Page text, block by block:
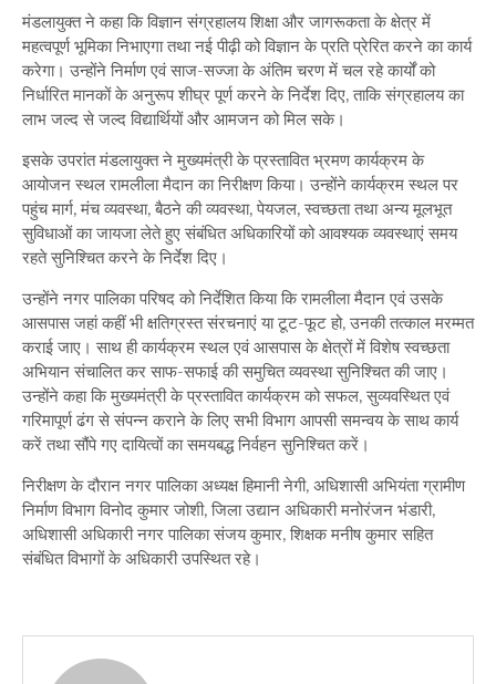
मंडलायुक्त ने कहा कि विज्ञान संग्रहालय शिक्षा और जागरूकता के क्षेत्र में
महत्वपूर्ण भूमिका निभाएगा तथा नई पीढ़ी को विज्ञान के प्रति प्रेरित करने का कार्य
करेगा। उन्होंने निर्माण एवं साज-सज्जा के अंतिम चरण में चल रहे कार्यों को
निर्धारित मानकों के अनुरूप शीघ्र पूर्ण करने के निर्देश दिए, ताकि संग्रहालय का
लाभ जल्द से जल्द विद्यार्थियों और आमजन को मिल सके।
इसके उपरांत मंडलायुक्त ने मुख्यमंत्री के प्रस्तावित भ्रमण कार्यक्रम के
आयोजन स्थल रामलीला मैदान का निरीक्षण किया। उन्होंने कार्यक्रम स्थल पर
पहुंच मार्ग, मंच व्यवस्था, बैठने की व्यवस्था, पेयजल, स्वच्छता तथा अन्य मूलभूत
सुविधाओं का जायजा लेते हुए संबंधित अधिकारियों को आवश्यक व्यवस्थाएं समय
रहते सुनिश्चित करने के निर्देश दिए।
उन्होंने नगर पालिका परिषद को निर्देशित किया कि रामलीला मैदान एवं उसके
आसपास जहां कहीं भी क्षतिग्रस्त संरचनाएं या टूट-फूट हो, उनकी तत्काल मरम्मत
कराई जाए। साथ ही कार्यक्रम स्थल एवं आसपास के क्षेत्रों में विशेष स्वच्छता
अभियान संचालित कर साफ-सफाई की समुचित व्यवस्था सुनिश्चित की जाए।
उन्होंने कहा कि मुख्यमंत्री के प्रस्तावित कार्यक्रम को सफल, सुव्यवस्थित एवं
गरिमापूर्ण ढंग से संपन्न कराने के लिए सभी विभाग आपसी समन्वय के साथ कार्य
करें तथा सौंपे गए दायित्वों का समयबद्ध निर्वहन सुनिश्चित करें।
निरीक्षण के दौरान नगर पालिका अध्यक्ष हिमानी नेगी, अधिशासी अभियंता ग्रामीण
निर्माण विभाग विनोद कुमार जोशी, जिला उद्यान अधिकारी मनोरंजन भंडारी,
अधिशासी अधिकारी नगर पालिका संजय कुमार, शिक्षक मनीष कुमार सहित
संबंधित विभागों के अधिकारी उपस्थित रहे।